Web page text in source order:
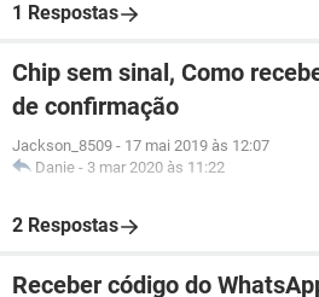
1 Respostas
Chip sem sinal, Como
de confirmação
Jackson_8509 - 17 mai 2019 às 12:07
Danie - 3 mar 2020 às 11:22
2 Respostas
Receber código do